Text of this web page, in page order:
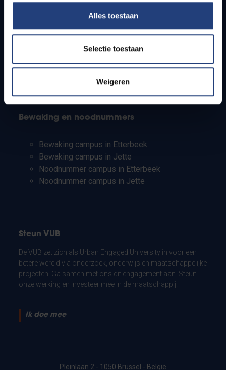
Alles toestaan
Selectie toestaan
Weigeren
Studenten
PhD-studenten
Leerkrachten en secundaire scholen
Bewaking en noodnummers
Bewaking campus in Etterbeek
Bewaking campus in Jette
Noodnummer campus in Etterbeek
Noodnummer campus in Jette
Steun VUB
De VUB zet zich als Urban Engaged University in voor een
betere wereld via onderzoek, onderwijs en maatschappelijke
projecten. Ga samen met ons dit engagement aan. Steun
onze werking en investeer mee in de maatschappij.
Ik doe mee
Pleinlaan 2 - 1050 Brussel - België